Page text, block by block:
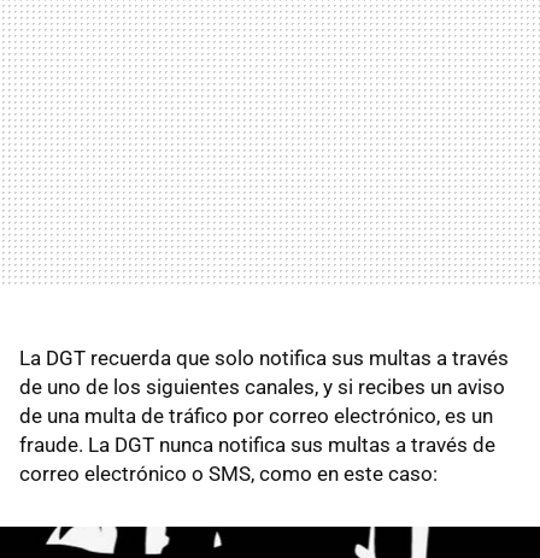
La DGT recuerda que solo notifica sus multas a través
de uno de los siguientes canales, y si recibes un aviso
de una multa de tráfico por correo electrónico, es un
fraude. La DGT nunca notifica sus multas a través de
correo electrónico o SMS, como en este caso: